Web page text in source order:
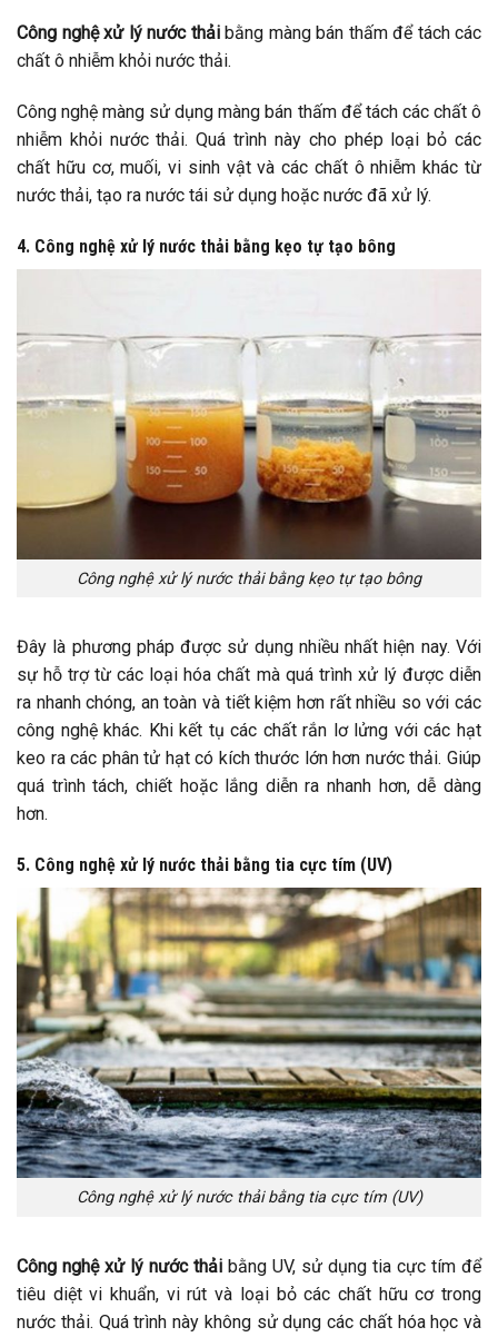
Công nghệ xử lý nước thảibằng màng bán thấm để tách các
chất ô nhiễm khỏi nước thải.
Công nghệ màng sử dụng màng bán thấm để tách các chất ô
nhiễm khỏi nước thải. Quá trình này cho phép loại bỏ các
chất hữu cơ, muối, vi sinh vật và các chất ô nhiễm khác từ
nước thải, tạo ra nước tái sử dụng hoặc nước đã xử lý.
4. Công nghệ xử lý nước thải bằng kẹo tự tạo bông
Công nghệ xử lý nước thải bằng kẹo tự tạo bông
Đây là phương pháp được sử dụng nhiều nhất hiện nay. Với
sự hỗ trợ từ các loại hóa chất mà quá trình xử lý được diễn
ra nhanh chóng, an toàn và tiết kiệm hơn rất nhiều so với các
công nghệ khác. Khi kết tụ các chất rắn lơ lửng với các hạt
keo ra các phân tử hạt có kích thước lớn hơn nước thải. Giúp
quá trình tách, chiết hoặc lắng diễn ra nhanh hơn, dễ dàng
hơn.
5. Công nghệ xử lý nước thải bằng tia cực tím (UV)
Công nghệ xử lý nước thải bằng tia cực tím (UV)
Công nghệ xử lý nước thải bằng UV, sử dụng tia cực tím để
tiêu diệt vi khuẩn, vi rút và loại bỏ các chất hữu cơ trong
nước thải. Quá trình này không sử dụng các chất hóa học và